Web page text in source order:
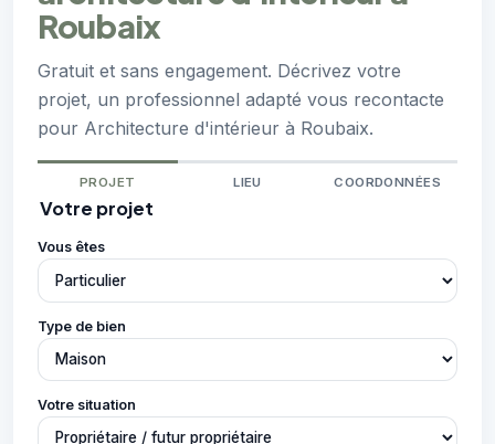
Roubaix
Gratuit et sans engagement. Décrivez votre
projet, un professionnel adapté vous recontacte
pour Architecture d'intérieur à Roubaix.
PROJET LIEU COORDONNÉES
Votre projet
Vous êtes
Type de bien
Votre situation